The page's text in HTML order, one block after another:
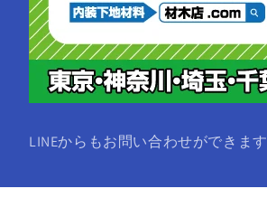
LINEからもお問い合わせができま